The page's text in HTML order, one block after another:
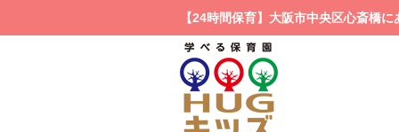
【24時間保育】大阪市中央区心斎橋